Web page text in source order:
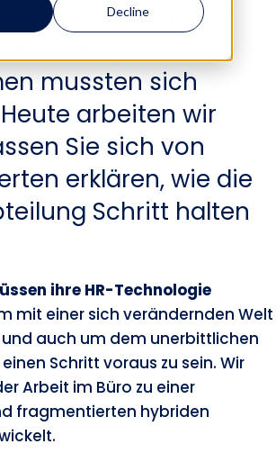
Decline
sich aufgrund der
und
mussten sich
arbeiten wir
Sie sich von
erklären, wie die
Schritt halten
ihre HR-Technologie
mit einer sich verändernden Welt
auch um dem unerbittlichen
Schritt voraus zu sein. Wir
Arbeit im Büro zu einer
fragmentierten hybriden